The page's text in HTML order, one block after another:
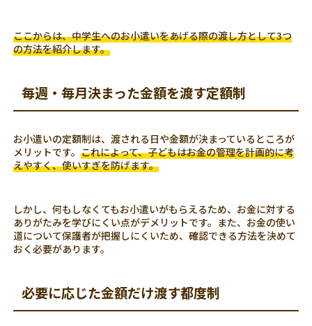
ここからは、中学生へのお小遣いをあげる際の渡し方として3つ
の方法を紹介します。
毎週・毎月決まった金額を渡す定額制
お小遣いの定額制は、渡される日や金額が決まっているところが
メリットです。これによって、子どもはお金の管理を計画的に考
えやすく、使いすぎを防げます。
しかし、何もしなくてもお小遣いがもらえるため、お金に対する
ありがたみを学びにくい点がデメリットです。また、お金の使い
道について保護者が把握しにくいため、確認できる方法を決めて
おく必要があります。
必要に応じた金額だけ渡す都度制